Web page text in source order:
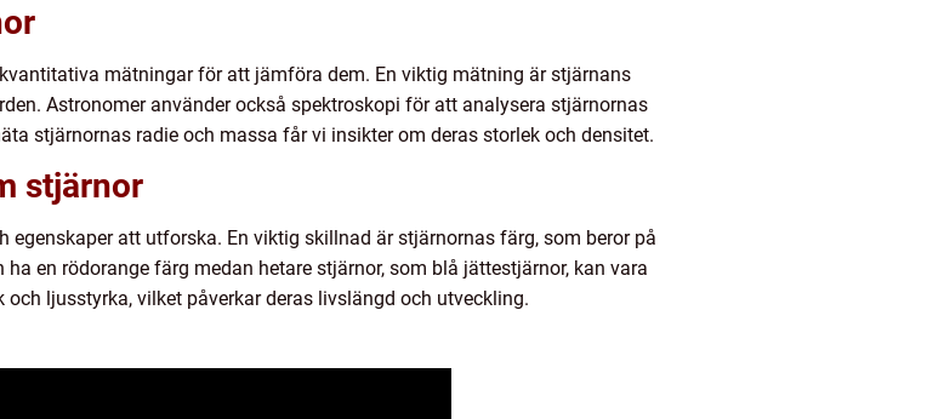
mätningar för att jämföra dem. En viktig mätning är stjärnans
Astronomer använder också spektroskopi för att analysera stjärnornas
stjärnornas radie och massa får vi insikter om deras storlek och densitet.
stjärnor
att utforska. En viktig skillnad är stjärnornas färg, som beror på
en rödorange färg medan hetare stjärnor, som blå jättestjärnor, kan vara
ljusstyrka, vilket påverkar deras livslängd och utveckling.